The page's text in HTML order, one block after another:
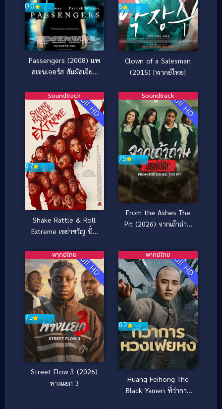
0.0
Passengers (2008) แพ
สเซนเจอร์ส สัมผัสเฉียด
6
Clown of a Salesman
(2015) [พากย์ไทย]
Full HD
6.7
Soundtrack
Shake Rattle & Roll
Extreme เขย่าขวัญ ปั่น
Full HD
7.5
Soundtrack
From the Ashes The
Pit (2026) จากเถ้าถ่าน
Full HD
7.5
พากย์ไทย
Street Flow 3 (2026)
ทางแยก 3
Full HD
6.2
พากย์ไทย
Huang Feihong The
Black Yamen ที่ว่าการ